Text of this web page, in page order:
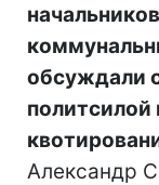
обсуждали
Александр